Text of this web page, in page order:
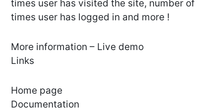
times user has visited the site, number of
times user has logged in and more !
More information – Live demo
Links
Home page
Documentation